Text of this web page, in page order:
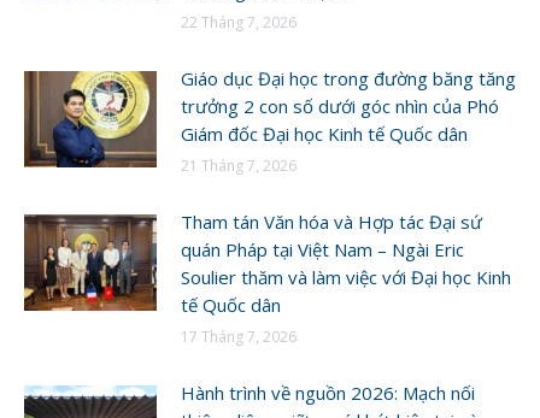
22 Tháng 7, 2026
Giáo dục Đại học trong đường băng tăng
trưởng 2 con số dưới góc nhìn của Phó
Giám đốc Đại học Kinh tế Quốc dân
21 Tháng 7, 2026
Tham tán Văn hóa và Hợp tác Đại sứ
quán Pháp tại Việt Nam – Ngài Eric
Soulier thăm và làm việc với Đại học Kinh
tế Quốc dân
17 Tháng 7, 2026
Hành trình về nguồn 2026: Mạch nối